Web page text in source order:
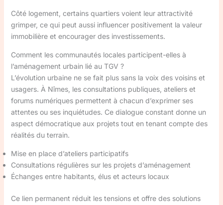
Côté logement, certains quartiers voient leur attractivité
grimper, ce qui peut aussi influencer positivement la valeur
immobilière et encourager des investissements.
Comment les communautés locales participent-elles à
l’aménagement urbain lié au TGV ?
L’évolution urbaine ne se fait plus sans la voix des voisins et
usagers. À Nîmes, les consultations publiques, ateliers et
forums numériques permettent à chacun d’exprimer ses
attentes ou ses inquiétudes. Ce dialogue constant donne un
aspect démocratique aux projets tout en tenant compte des
réalités du terrain.
Mise en place d’ateliers participatifs
Consultations régulières sur les projets d’aménagement
Échanges entre habitants, élus et acteurs locaux
Ce lien permanent réduit les tensions et offre des solutions